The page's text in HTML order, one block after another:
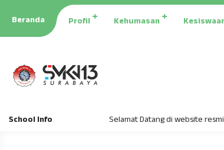
Beranda Profil Kehumasan
School Info Selamat Datang di website resmi